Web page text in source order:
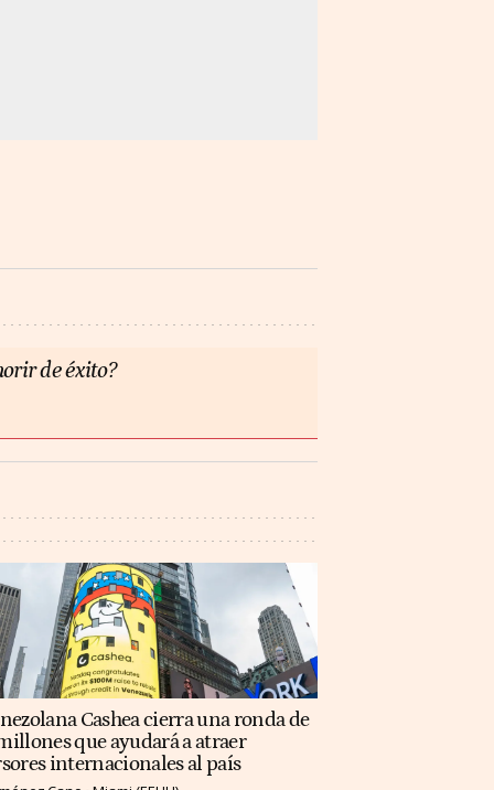
de éxito?
Cashea cierra una ronda de
que ayudará a atraer
internacionales al país